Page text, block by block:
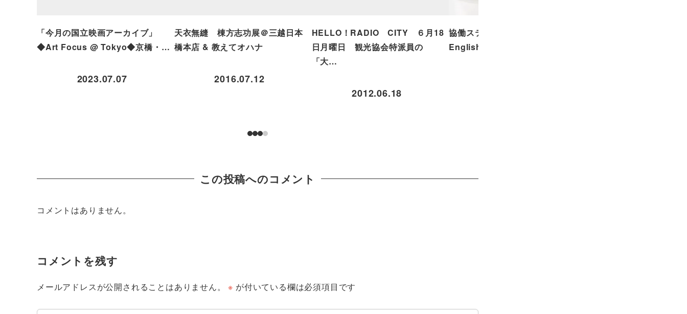
「今月の国立映画アーカイブ」
◆Art Focus @ Tokyo◆京橋・…
2023.07.07
天衣無縫 棟方志功展＠三越日本
橋本店 & 教えてオハナ
2016.07.12
HELLO！RADIO CITY ６月18
日月曜日 観光協会特派員の
「大…
2012.06.18
協働ステーションNAVI◇A to Z
English Mr.David…
この投稿へのコメント
コメントはありません。
コメントを残す
メールアドレスが公開されることはありません。 ※ が付いている欄は必須項目です